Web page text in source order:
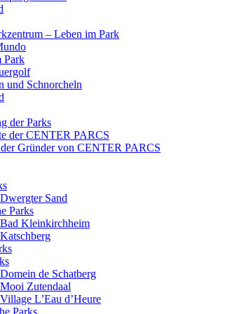
– Leben im Park
Park
und Schnorcheln
der Parks
der CENTER PARCS
Gründer von CENTER PARCS
Sand
Parks
Kleinkirchheim
de Schatberg
Zutendaal
L’Eau d’Heure
Parks